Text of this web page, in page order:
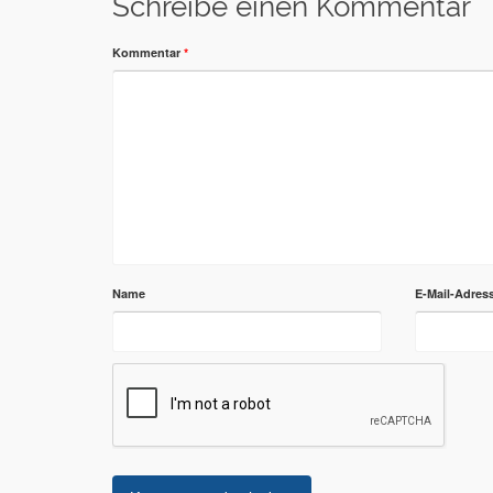
Schreibe einen Kommentar
Kommentar *
Name E-Mail-